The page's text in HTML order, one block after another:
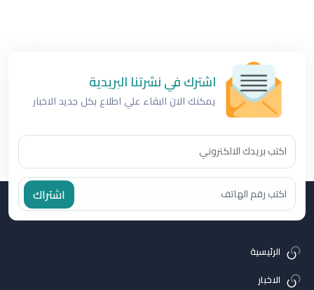
اشترك في نشرتنا البريدية
يمكنك الان البقاء علي اطلاع بكل جديد الاخبار
اشتراك
الرئيسية
الاخبار